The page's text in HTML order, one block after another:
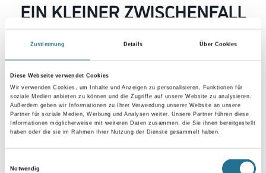
Zustimmung Details Über Cookies
Diese Webseite verwendet Cookies
Wir verwenden Cookies, um Inhalte und Anzeigen zu personalisieren, Funktionen für
soziale Medien anbieten zu können und die Zugriffe auf unsere Website zu analysieren.
Außerdem geben wir Informationen zu Ihrer Verwendung unserer Website an unsere
Partner für soziale Medien, Werbung und Analysen weiter. Unsere Partner führen diese
Informationen möglicherweise mit weiteren Daten zusammen, die Sie ihnen bereitgestellt
haben oder die sie im Rahmen Ihrer Nutzung der Dienste gesammelt haben.
Notwendig
EIN KLEINER ZWISCHENFALL
IST AUFGETRETEN
Keine Sorge, wir pinseln schon an der Lösung und
werden das Problem so schnell wie möglich beheben.
Erkunden Sie in der Zwischenzeit unseren Online-Shop
und lassen Sie sich inspirieren.
ZURÜCK ZUM ONLINE-SHOP